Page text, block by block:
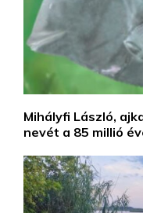
Mihályfi László,
nevét a 85 millió